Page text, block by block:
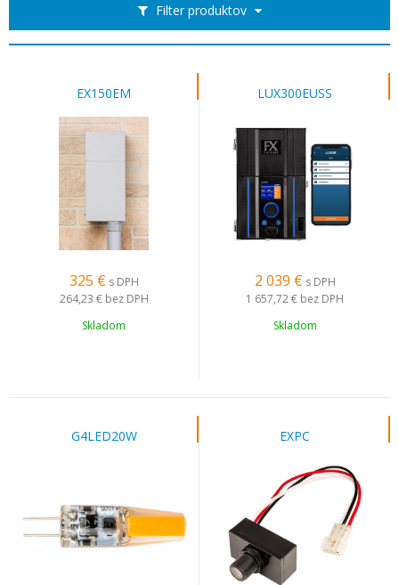
Filter produktov
EX150EM
325 € s DPH
264,23 € bez DPH
Skladom
LUX300EUSS
2 039 € s DPH
1 657,72 € bez DPH
Skladom
G4LED20W EXPC